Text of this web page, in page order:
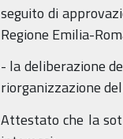
seguito di
Regione Emilia-
- la deliberazione
riorganizzazione
Attestato che la